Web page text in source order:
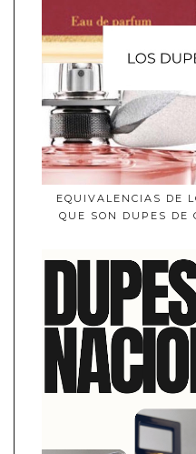
EQUIVALENCIAS DE
QUE SON DUPES DE